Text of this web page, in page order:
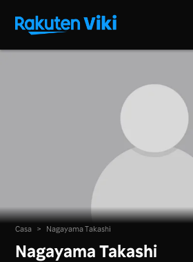
Casa > Nagayama Takashi
Nagayama Takashi